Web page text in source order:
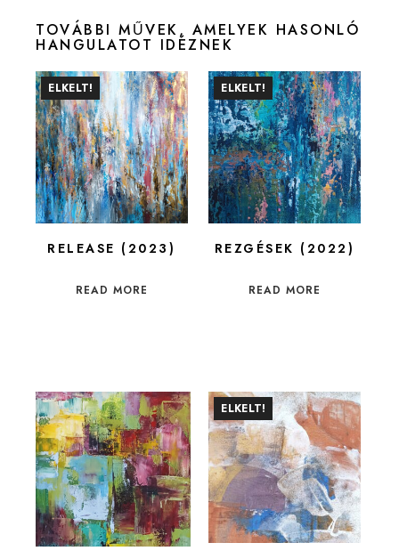
TOVÁBBI MŰVEK, AMELYEK HASONLÓ
HANGULATOT IDÉZNEK
ELKELT!
RELEASE (2023)
READ MORE
ELKELT!
REZGÉSEK (2022)
READ MORE
ELKELT!